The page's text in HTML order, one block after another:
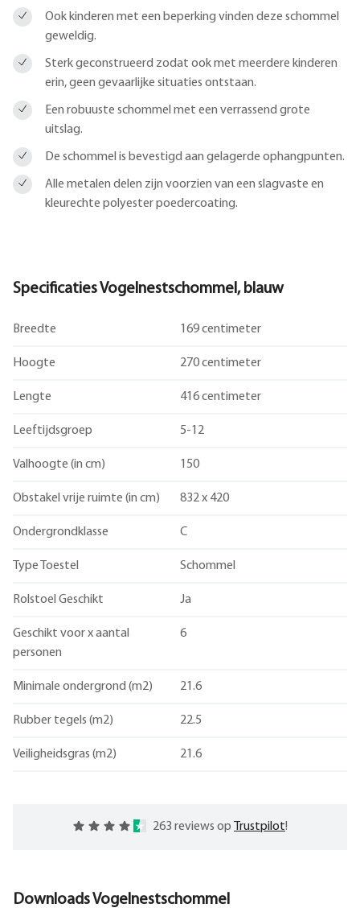
Ook kinderen met een beperking vinden deze schommel
geweldig.
Sterk geconstrueerd zodat ook met meerdere kinderen
erin, geen gevaarlijke situaties ontstaan.
Een robuuste schommel met een verrassend grote
uitslag.
De schommel is bevestigd aan gelagerde ophangpunten.
Alle metalen delen zijn voorzien van een slagvaste en
kleurechte polyester poedercoating.
Specificaties Vogelnestschommel, blauw
Breedte 169 centimeter
Hoogte 270 centimeter
Lengte 416 centimeter
Leeftijdsgroep 5-12
Valhoogte (in cm) 150
Obstakel vrije ruimte (in cm) 832 x 420
Ondergrondklasse C
Type Toestel Schommel
Rolstoel Geschikt Ja
Geschikt voor x aantal
personen
6
Minimale ondergrond (m2) 21.6
Rubber tegels (m2) 22.5
Veiligheidsgras (m2) 21.6
263 reviews op Trustpilot!
DownloadsVogelnestschommel